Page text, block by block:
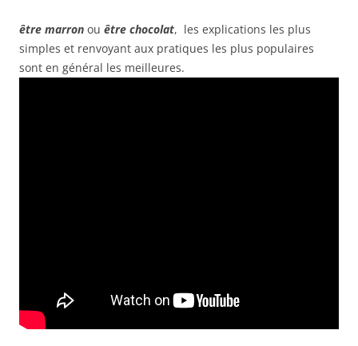
être marron ou être chocolat, les explications les plus
simples et renvoyant aux pratiques les plus populaires
sont en général les meilleures.